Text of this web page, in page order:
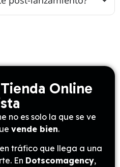
Online
no es solo la que se ve
vende bien.
tráfico que llega a una
En Dotscomagency,